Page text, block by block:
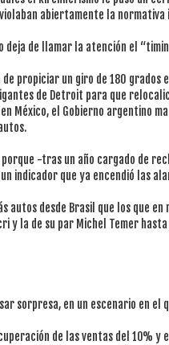
abiertamente la
deja de llamar la atención el
propiciar un giro de 180 grados
de Detroit para que
México, el Gobierno argentino
porque -tras un año cargado de
indicador que ya encendió las
autos desde Brasil que los que
y la de su par Michel Temer
sorpresa, en un escenario en el
de las ventas del 10% y